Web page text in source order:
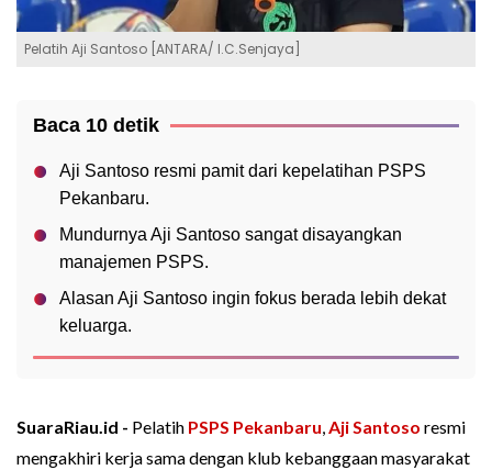
Pelatih Aji Santoso [ANTARA/ I.C.Senjaya]
Baca 10 detik
Aji Santoso resmi pamit dari kepelatihan PSPS
Pekanbaru.
Mundurnya Aji Santoso sangat disayangkan
manajemen PSPS.
Alasan Aji Santoso ingin fokus berada lebih dekat
keluarga.
SuaraRiau.id - Pelatih PSPS Pekanbaru,Aji Santoso resmi
mengakhiri kerja sama dengan klub kebanggaan masyarakat